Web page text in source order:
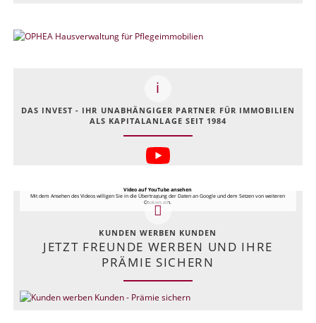
DAS INVEST - IHR UNABHÄNGIGER PARTNER FÜR IMMOBILIEN
ALS KAPITALANLAGE SEIT 1984
Video auf YouTube ansehen
Mit dem Ansehen des Videos willigen Sie in die Übertragung der Daten an Google und dem Setzen von weiteren
Cookies ein.
KUNDEN WERBEN KUNDEN
JETZT FREUNDE WERBEN UND IHRE
PRÄMIE SICHERN